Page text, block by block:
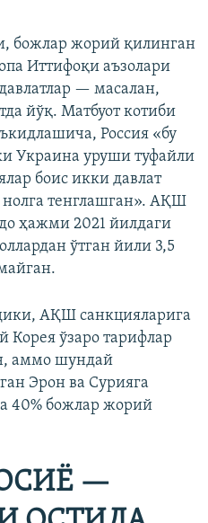
божлар жорий қилинган
Иттифоқи аъзолари
— масалан,
йўқ. Матбуот котиби
Россия «бу
Украина уруши туфайли
боис икки давлат
нолга тенглашган». АҚШ
ҳажми 2021 йилдаги
ўтган йили 3,5
АҚШ санкцияларига
Корея ўзаро тарифлар
аммо шундай
Эрон ва Сурияга
40% божлар жорий
—